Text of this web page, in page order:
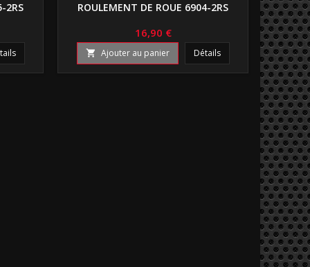
2RS ROULEMENT DE ROUE 6904-2RS
16,90 €
 Ajouter au panier Détails 